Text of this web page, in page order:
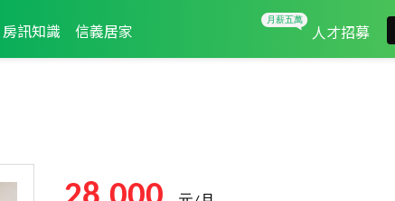
房訊知識 信義居家 人才招募